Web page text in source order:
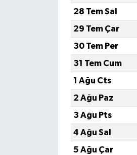
28 Tem Sal
29 Tem Çar
30 Tem Per
31 Tem Cum
1 Ağu Cts
2 Ağu Paz
3 Ağu Pts
4 Ağu Sal
5 Ağu Çar